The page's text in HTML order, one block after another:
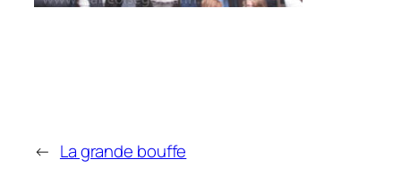
← La grande bouffe